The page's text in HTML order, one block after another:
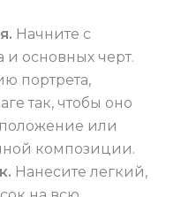
Начните с
и основных черт.
портрета,
так, чтобы оно
или
композиции.
Нанесите легкий,